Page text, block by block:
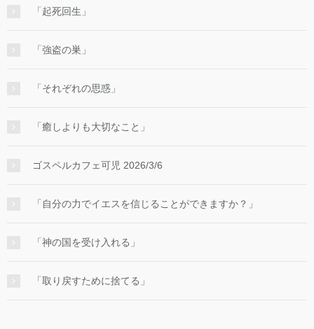
「起死回生」
「強盗の巣」
「それぞれの思惑」
「癒しよりも大切なこと」
ゴスペルカフェ可児 2026/3/6
「自分の力でイエスを信じることができますか？」
「神の国を受け入れる」
「取り戻すために捨てる」